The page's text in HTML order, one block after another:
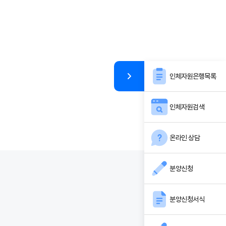
인체자원은행목록
인체자원검색
온라인 상담
분양신청
분양신청서식